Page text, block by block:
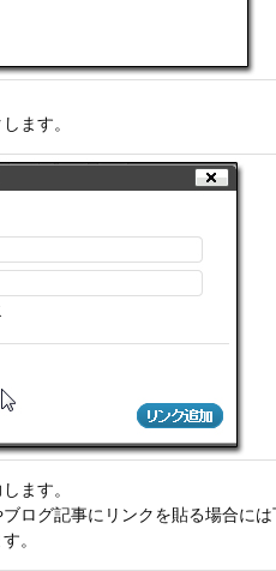
ます。
ます。
ログ記事にリンクを貼る場合には
。